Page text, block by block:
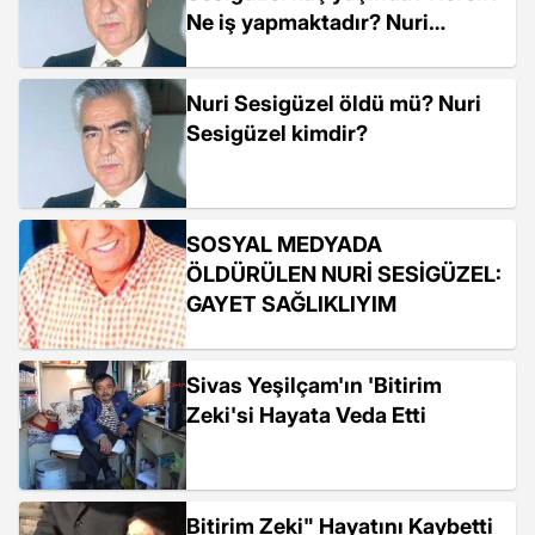
Ne iş yapmaktadır? Nuri
Nuri Sesigüzel öldü mü? Nuri
Sesigüzel kimdir?
SOSYAL MEDYADA
ÖLDÜRÜLEN NURİ SESİGÜZEL:
GAYET SAĞLIKLIYIM
Sivas Yeşilçam'ın 'Bitirim
Zeki'si Hayata Veda Etti
Bitirim Zeki" Hayatını Kaybetti